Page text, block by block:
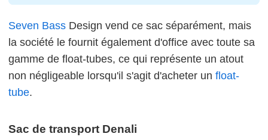
Seven Bass Design vend ce sac séparément, mais
la société le fournit également d'office avec toute sa
gamme de float-tubes, ce qui représente un atout
non négligeable lorsqu'il s'agit d'acheter un float-
tube.
Sac de transport Denali